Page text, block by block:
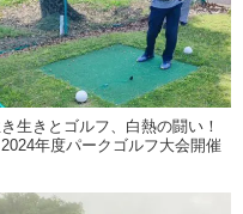
生きとゴルフ、白熱の闘い！
2024年度パークゴルフ大会開催